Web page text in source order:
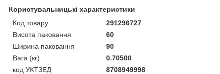
Користувальницькі характеристики
Код товару
291296727
Висота паковання
60
Ширина паковання
90
Вага (кг)
0.70500
код УКТЗЕД
8708949998